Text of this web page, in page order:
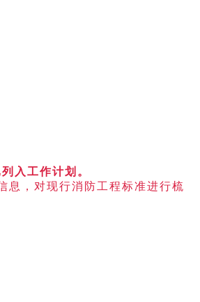
入工作计划。
息，对现行消防工程标准进行梳